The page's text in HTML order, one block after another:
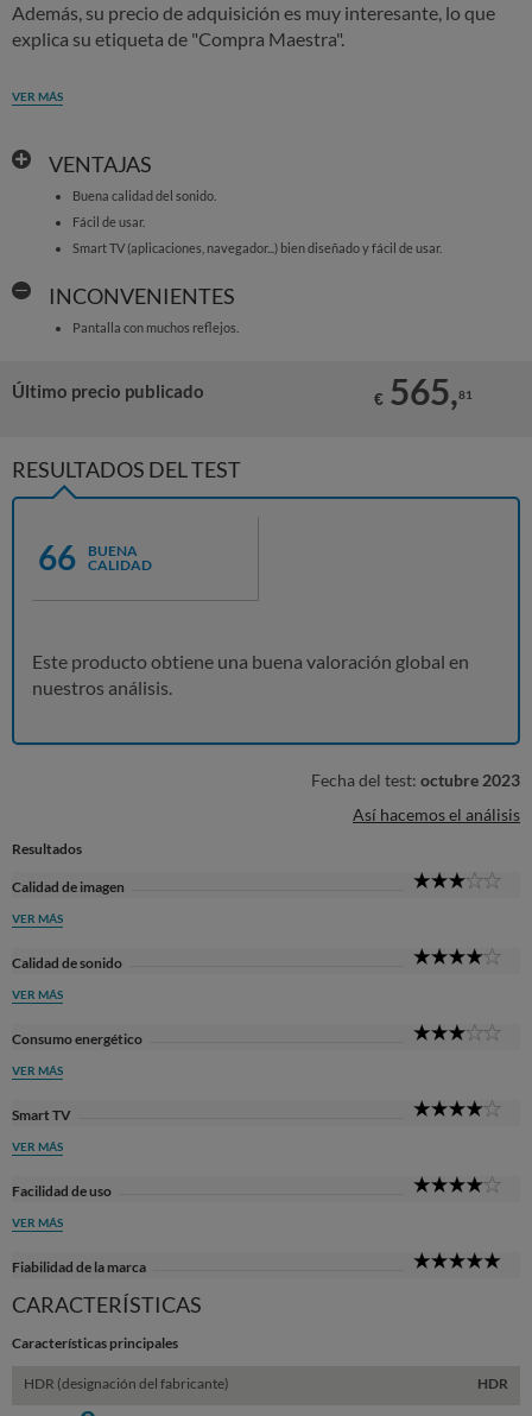
Además, su precio de adquisición es muy interesante, lo que
explica su etiqueta de "Compra Maestra".
VER MÁS
VENTAJAS
Buena calidad del sonido.
Fácil de usar.
Smart TV (aplicaciones, navegador...) bien diseñado y fácil de usar.
INCONVENIENTES
Pantalla con muchos reflejos.
Último precio publicado € 565,81
RESULTADOS DEL TEST
66
BUENA
CALIDAD
Este producto obtiene una buena valoración global en
nuestros análisis.
Fecha del test: octubre 2023
Así hacemos el análisis
Resultados
Calidad de imagen
VER MÁS
Calidad de sonido
VER MÁS
Consumo energético
VER MÁS
Smart TV
VER MÁS
Facilidad de uso
VER MÁS
Fiabilidad de la marca
CARACTERÍSTICAS
Características principales
HDR (designación del fabricante) HDR